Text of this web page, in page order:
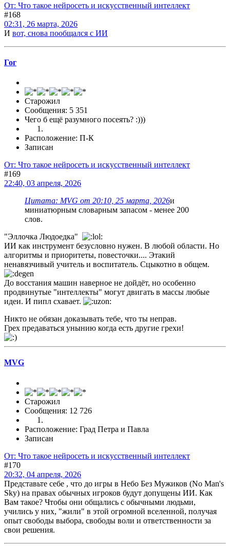
От: Что такое нейросеть и искусственный интеллект
#168
02:31, 26 марта, 2026
И вот, снова пообщался с ИИ
Гог
Старожил
Сообщения: 5 351
Чего б ещё разумного посеять? :)))
Расположение: П-К
Записан
От: Что такое нейросеть и искусственный интеллект
#169
22:40, 03 апреля, 2026
Цитата: MVG от 20:10, 25 марта, 2026и
миниатюрным словарным запасом - менее 200
слов.
"Эллочка Людоедка"
ИИ как инструмент безусловно нужен. В любой области. Но
алгоритмы и приоритеты, повесточки.... Этакий
ненавязчивый учитель и воспитатель. Сцыкотно в общем.
До восстания машин наверное не дойдёт, но особенно
продвинутые "интеллекты" могут двигать в массы любые
идеи. И пипл схавает.
Никто не обязан доказывать тебе, что ты неправ.
Грех предаваться унынию когда есть другие грехи!
MVG
Старожил
Сообщения: 12 726
Расположение: Град Петра и Павла
Записан
От: Что такое нейросеть и искусственный интеллект
#170
20:32, 04 апреля, 2026
Представьте себе , что до игры в Небо Без Мужиков (No Man's
Sky) на правах обычных игроков будут допущены ИИ. Как
Вам такое? Чтобы они общались с обычными людьми,
учились у них, "жили" в этой огромной вселенной, получая
опыт свободы выбора, свободы воли и ответственности за
свои решения.